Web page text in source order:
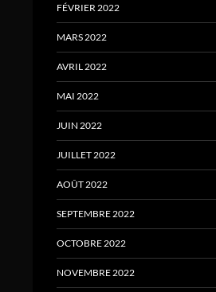
FÉVRIER 2022
MARS 2022
AVRIL 2022
MAI 2022
JUIN 2022
JUILLET 2022
AOÛT 2022
SEPTEMBRE 2022
OCTOBRE 2022
NOVEMBRE 2022